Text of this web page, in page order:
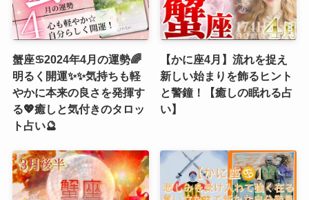
蟹座♋️2024年4月の運勢🌈
明るく開運✨✨気持ちも軽
やかに本来の良さを発揮す
る💖癒しと気付きのタロッ
ト占い🔮
【かに座4月】流れを捉え
新しい始まりを飾るヒント
と警鐘！【癒しの眠れる占
い】